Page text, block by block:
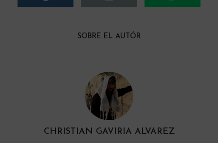
SOBRE EL AUTÓR
CHRISTIAN GAVIRIA ALVAREZ